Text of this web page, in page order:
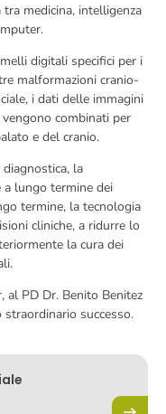
medicina, intelligenza
digitali specifici per i
malformazioni cranio-
i dati delle immagini
combinati per
e del cranio.
la
a lungo termine dei
termine, la tecnologia
cliniche, a ridurre lo
la cura dei
al PD Dr. Benito Benitez
successo.